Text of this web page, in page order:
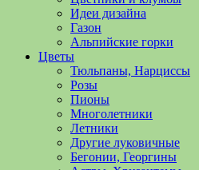
Идеи дизайна
Газон
Альпийские горки
Цветы
Тюльпаны, Нарциссы
Розы
Пионы
Многолетники
Летники
Другие луковичные
Бегонии, Георгины